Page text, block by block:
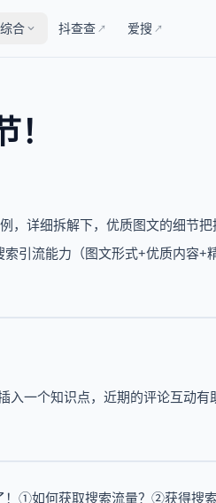
综合 抖查查 ↗ 爱搜 ↗
，详细拆解下，优质图文的细节
引流能力（图文形式+优质内容+
入一个知识点，近期的评论互动有
！①如何获取搜索流量？②获得搜